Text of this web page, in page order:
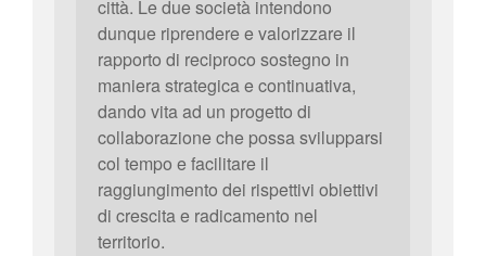
città. Le due società intendono
dunque riprendere e valorizzare il
rapporto di reciproco sostegno in
maniera strategica e continuativa,
dando vita ad un progetto di
collaborazione che possa svilupparsi
col tempo e facilitare il
raggiungimento dei rispettivi obiettivi
di crescita e radicamento nel
territorio.